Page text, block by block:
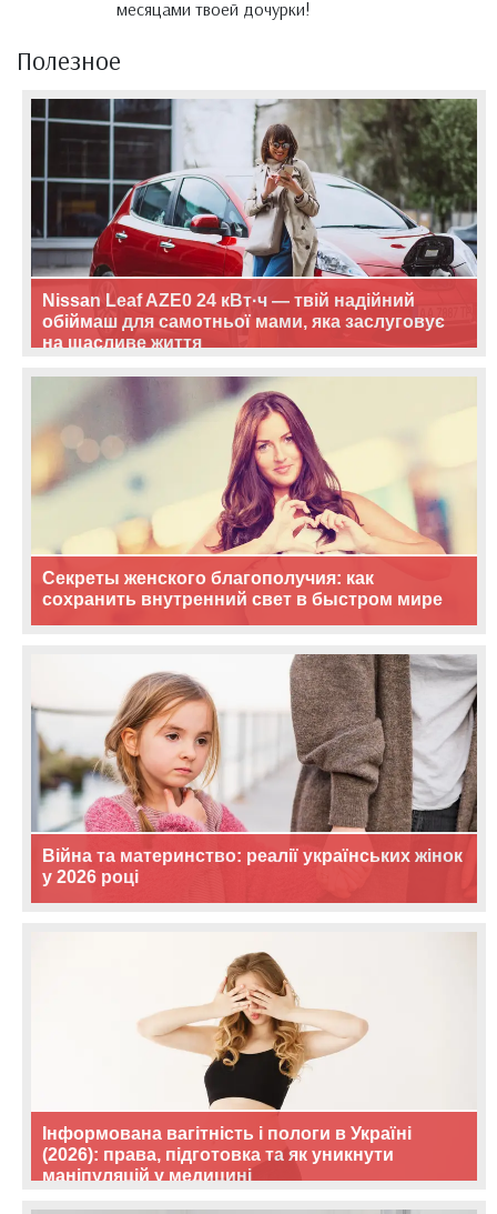
месяцами твоей дочурки!
Полезное
Nissan Leaf AZE0 24 кВт·ч — твій надійний
обіймаш для самотньої мами, яка заслуговує
на щасливе життя
Секреты женского благополучия: как
сохранить внутренний свет в быстром мире
Війна та материнство: реалії українських жінок
у 2026 році
Інформована вагітність і пологи в Україні
(2026): права, підготовка та як уникнути
маніпуляцій у медицині